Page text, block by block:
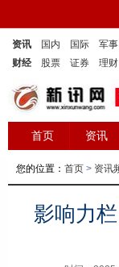
资讯 国内 国际
军事
财经
股票 证券 理财
首页 资讯
您的位置： 首页 > 资讯
影响力